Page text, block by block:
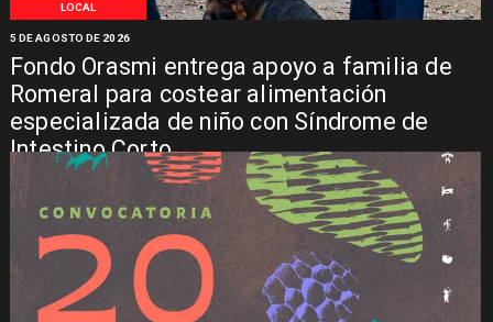
LOCAL
Fondo Orasmi entrega apoyo a familia de
Romeral para costear alimentación
especializada de niño con Síndrome de
Intestino Corto
5 DE AGOSTO DE 2026